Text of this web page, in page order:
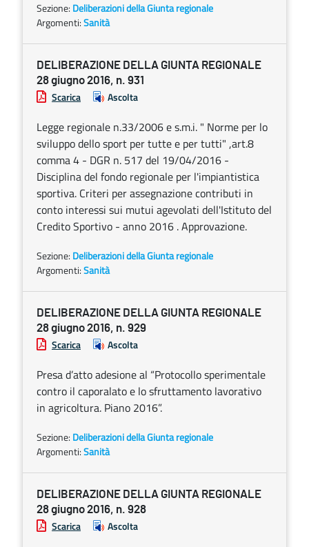
Sezione: Deliberazioni della Giunta regionale
Argomenti:Sanità
DELIBERAZIONE DELLA GIUNTA REGIONALE
28 giugno 2016, n. 931
Scarica Ascolta
Legge regionale n.33/2006 e s.m.i. " Norme per lo
sviluppo dello sport per tutte e per tutti" ,art.8
comma 4 - DGR n. 517 del 19/04/2016 -
Disciplina del fondo regionale per l'impiantistica
sportiva. Criteri per assegnazione contributi in
conto interessi sui mutui agevolati dell'Istituto del
Credito Sportivo - anno 2016 . Approvazione.
Sezione: Deliberazioni della Giunta regionale
Argomenti:Sanità
DELIBERAZIONE DELLA GIUNTA REGIONALE
28 giugno 2016, n. 929
Scarica Ascolta
Presa d’atto adesione al “Protocollo sperimentale
contro il caporalato e lo sfruttamento lavorativo
in agricoltura. Piano 2016”.
Sezione: Deliberazioni della Giunta regionale
Argomenti:Sanità
DELIBERAZIONE DELLA GIUNTA REGIONALE
28 giugno 2016, n. 928
Scarica Ascolta